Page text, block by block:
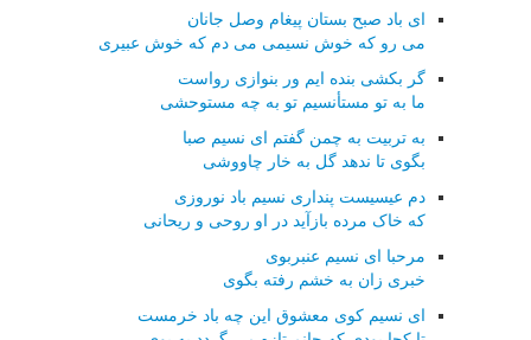
ای باد صبح بستان پیغام وصل جانان
می رو که خوش نسیمی می دم که خوش عبیری
گر بکشی بنده ایم ور بنوازی رواست
ما به تو مستأنسیم تو به چه مستوحشی
به تربیت به چمن گفتم ای نسیم صبا
بگوی تا ندهد گل به خار چاووشی
دم عیسیست پنداری نسیم باد نوروزی
که خاک مرده بازآید در او روحی و ریحانی
مرحبا ای نسیم عنبربوی
خبری زان به خشم رفته بگوی
ای نسیم کوی معشوق این چه باد خرمست